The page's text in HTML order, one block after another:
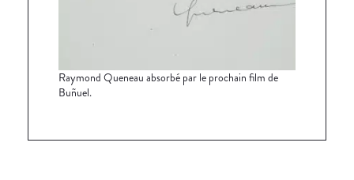
Raymond Queneau absorbé par le prochain film de
Buñuel.